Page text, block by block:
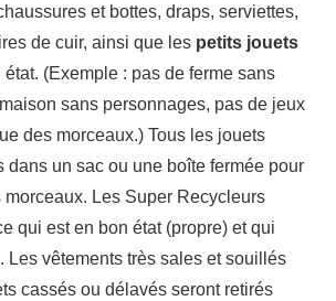
et bottes, draps, serviettes,
de cuir, ainsi que les petits jouets
état. (Exemple : pas de ferme sans
sans personnages, pas de jeux
des morceaux.) Tous les jouets
dans un sac ou une boîte fermée pour
morceaux. Les Super Recycleurs
qui est en bon état (propre) et qui
Les vêtements très sales et souillés
cassés ou délavés seront retirés